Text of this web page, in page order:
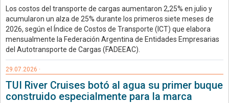
Los costos del transporte de cargas aumentaron 2,25% en julio y
acumularon un alza de 25% durante los primeros siete meses de
2026, según el Índice de Costos de Transporte (ICT) que elabora
mensualmente la Federación Argentina de Entidades Empresarias
del Autotransporte de Cargas (FADEEAC).
29.07.2026 ·
TUI River Cruises botó al agua su primer buque
construido especialmente para la marca